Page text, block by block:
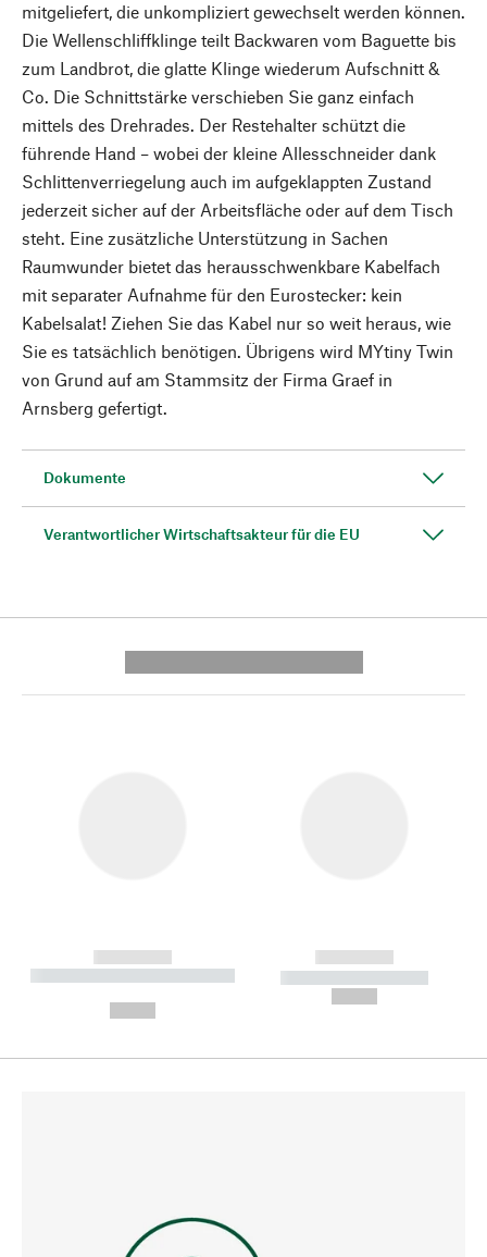
mitgeliefert, die unkompliziert gewechselt werden können.
Die Wellenschliffklinge teilt Backwaren vom Baguette bis
zum Landbrot, die glatte Klinge wiederum Aufschnitt &
Co. Die Schnittstärke verschieben Sie ganz einfach
mittels des Drehrades. Der Restehalter schützt die
führende Hand – wobei der kleine Allesschneider dank
Schlittenverriegelung auch im aufgeklappten Zustand
jederzeit sicher auf der Arbeitsfläche oder auf dem Tisch
steht. Eine zusätzliche Unterstützung in Sachen
Raumwunder bietet das herausschwenkbare Kabelfach
mit separater Aufnahme für den Eurostecker: kein
Kabelsalat! Ziehen Sie das Kabel nur so weit heraus, wie
Sie es tatsächlich benötigen. Übrigens wird MYtiny Twin
von Grund auf am Stammsitz der Firma Graef in
Arnsberg gefertigt.
Dokumente
Verantwortlicher Wirtschaftsakteur für die EU
------------
----------- ----------- --------
------------
----------- -----------